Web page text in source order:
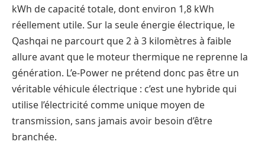
kWh de capacité totale, dont environ 1,8 kWh
réellement utile. Sur la seule énergie électrique, le
Qashqai ne parcourt que 2 à 3 kilomètres à faible
allure avant que le moteur thermique ne reprenne la
génération. L’e-Power ne prétend donc pas être un
véritable véhicule électrique : c’est une hybride qui
utilise l’électricité comme unique moyen de
transmission, sans jamais avoir besoin d’être
branchée.